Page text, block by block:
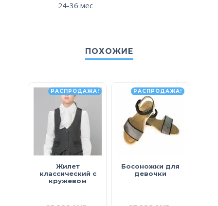
24-36 мес
ПОХОЖИЕ
РАСПРОДАЖА!
Жилет
классический с
кружевом
РАСПРОДАЖА!
Босоножки для
девочки